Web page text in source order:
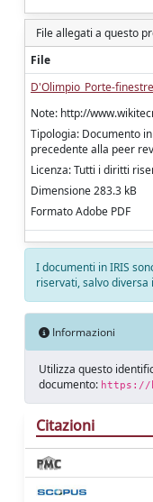
File allegati a questo
File
D'Olimpio_Porte-
Note: http://
Tipologia: Documento
precedente alla peer
Licenza: Tutti i diritti
Dimensione 283.3 kB
Formato Adobe PDF
I documenti in IRIS
riservati, salvo diversa
Informazioni
Utilizza questo
documento: https://
Citazioni